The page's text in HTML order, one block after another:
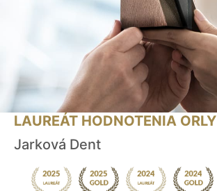
LAUREÁT HODNOTENIA ORLY
Jarková Dent